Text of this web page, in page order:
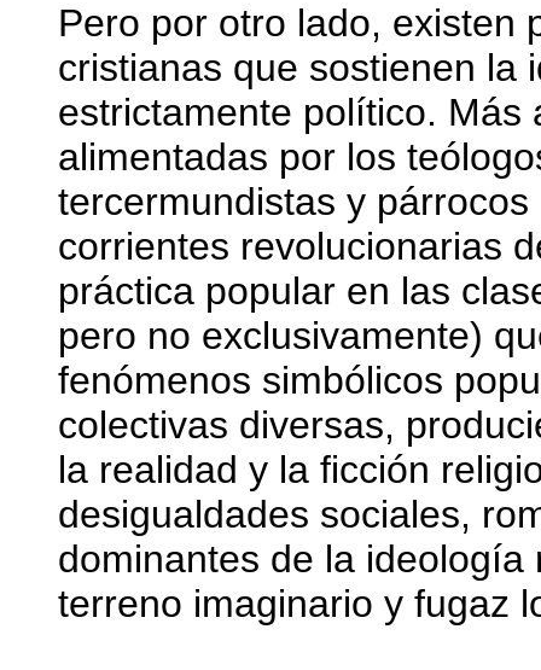
Pero por otro lado, existen
cristianas que sostienen la
estrictamente político. Más
alimentadas por los
tercermundistas y
corrientes revolucionarias
práctica popular en las
pero no exclusivamente)
fenómenos simbólicos
colectivas diversas,
la realidad y la ficción
desigualdades sociales,
dominantes de la
terreno imaginario y fugaz